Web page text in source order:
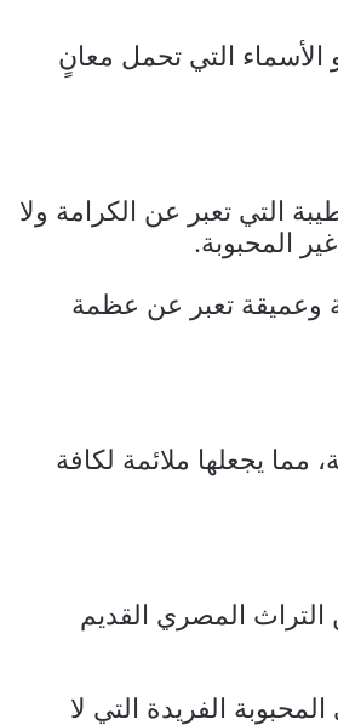
الأسماء التي تحمل معانٍ
التي تعبر عن الكرامة ولا
المحبوبة.
وعميقة تعبر عن عظمة
مما يجعلها ملائمة لكافة
المصري القديم
الفريدة التي لا